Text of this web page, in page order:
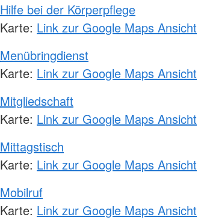
Hilfe bei der Körperpflege
Karte: Link zur Google Maps Ansicht
Menübringdienst
Karte: Link zur Google Maps Ansicht
Mitgliedschaft
Karte: Link zur Google Maps Ansicht
Mittagstisch
Karte: Link zur Google Maps Ansicht
Mobilruf
Karte: Link zur Google Maps Ansicht